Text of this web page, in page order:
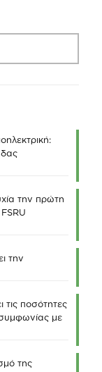
την πρώτη
την
τις ποσότητες
με
της